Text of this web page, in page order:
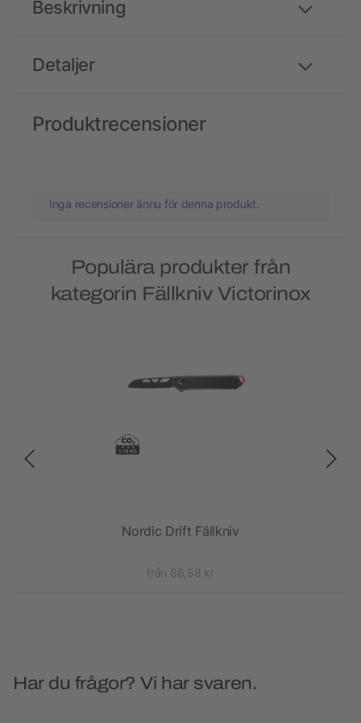
Detaljer
Beskrivning
Produktrecensioner
Inga recensioner ännu för denna produkt.
Populära produkter från
kategorin Fällkniv Victorinox
Nordic Drift Fällkniv
från 86,88 kr
Har du frågor? Vi har svaren.